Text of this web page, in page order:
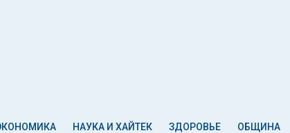
НАУКА И ХАЙТЕК ЗДОРОВЬЕ ОБЩИНА